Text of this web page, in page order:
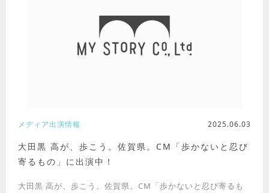
大田黒 高が、歩こう。佐賀県。CM「歩かないと忍び
寄るもの」に出演中！
メディア出演情報 2025.06.03
大田黒 高が、歩こう。佐賀県。CM「歩かないと忍び寄るも